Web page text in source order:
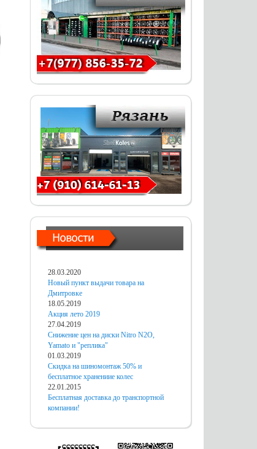
28.03.2020
Новый пункт выдачи товара на
Дмитровке
18.05.2019
Акция лето 2019
27.04.2019
Снижение цен на диски Nitro N2O,
Yamato и "реплика"
01.03.2019
Скидка на шиномонтаж 50% и
бесплатное хранениие колес
22.01.2015
Бесплатная доставка до транспортной
компании!